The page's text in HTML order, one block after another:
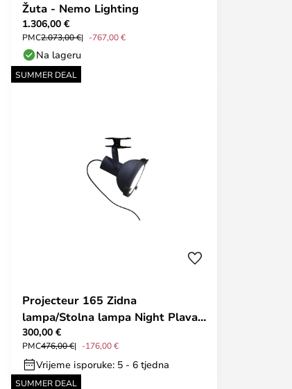
Žuta - Nemo Lighting
1.306,00 €
PMC2.073,00 € -767,00 €
Na lageru
SUMMER DEAL
Projecteur 165 Zidna
lampa/Stolna lampa Night Plava -
Nemo Lighting
300,00 €
PMC476,00 € -176,00 €
Vrijeme isporuke: 5 - 6 tjedna
SUMMER DEAL